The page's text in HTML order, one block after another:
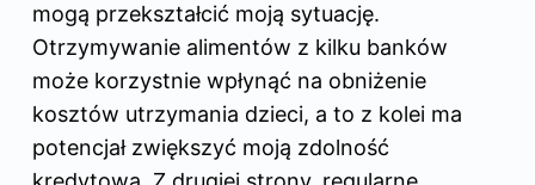
mogą przekształcić moją sytuację.
Otrzymywanie alimentów z kilku banków
może korzystnie wpłynąć na obniżenie
kosztów utrzymania dzieci, a to z kolei ma
potencjał zwiększyć moją zdolność